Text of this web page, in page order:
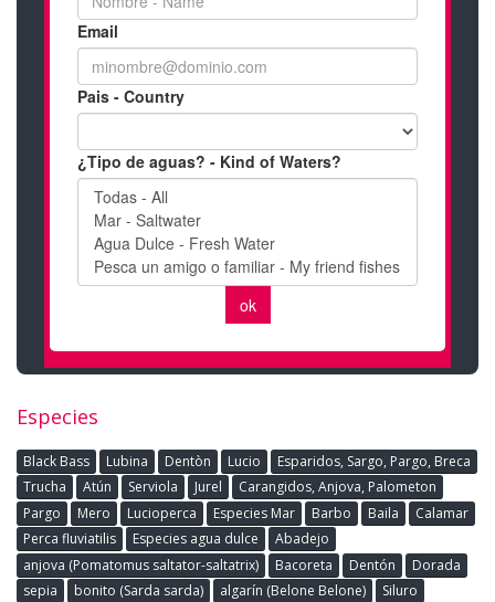
Especies
Black Bass Lubina Dentòn Lucio
Esparidos, Sargo, Pargo, Breca
Trucha
Atún Serviola Jurel
Carangidos, Anjova, Palometon
Pargo
Mero Lucioperca Especies Mar Barbo Baila
Calamar
Perca fluviatilis
Especies agua dulce
Abadejo
anjova (Pomatomus saltator-saltatrix)
Bacoreta Dentón
Dorada
sepia
bonito (Sarda sarda) algarín (Belone Belone)
Siluro